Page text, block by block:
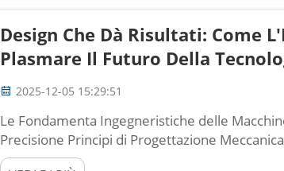
Design Che Dà Risultati: Come
Plasmare Il Futuro Della
2025-12-05 15:29:51
Le Fondamenta Ingegneristiche delle
Precisione Principi di Progettazione
a Livello Micronico Il cuore delle odierne